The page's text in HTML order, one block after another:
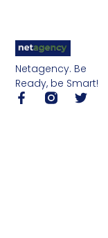
Netagency. Be
Ready, be Smart!